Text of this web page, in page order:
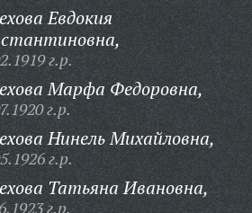
Евдокия
г.р.
Марфа Федоровна,
г.р.
Нинель Михайловна,
г.р.
Татьяна Ивановна,
г.р.